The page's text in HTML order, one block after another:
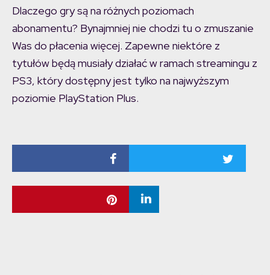
Dlaczego gry są na różnych poziomach
abonamentu? Bynajmniej nie chodzi tu o zmuszanie
Was do płacenia więcej. Zapewne niektóre z
tytułów będą musiały działać w ramach streamingu z
PS3, który dostępny jest tylko na najwyższym
poziomie PlayStation Plus.